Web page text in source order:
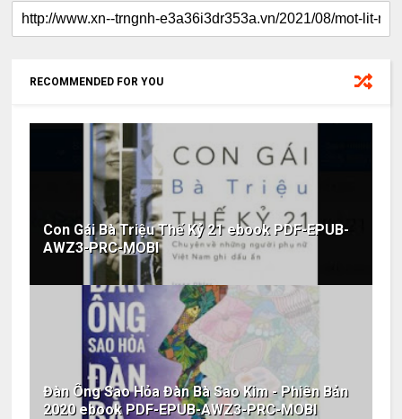
RECOMMENDED FOR YOU
Con Gái Bà Triệu Thế Kỷ 21 ebook PDF-EPUB-
AWZ3-PRC-MOBI
Đàn Ông Sao Hỏa Đàn Bà Sao Kim - Phiên Bản
2020 ebook PDF-EPUB-AWZ3-PRC-MOBI